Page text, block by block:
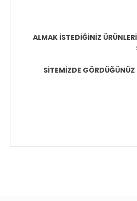
ALMAK İSTEDİĞİNİZ
SİTEMİZDE